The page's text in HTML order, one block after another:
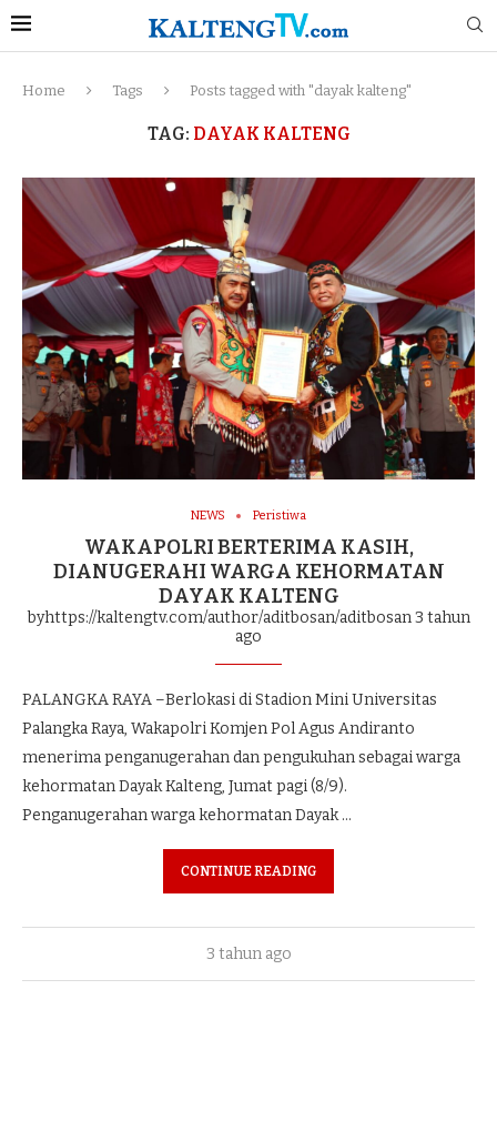
Home Tags Posts tagged with "dayak kalteng"
TAG: DAYAK KALTENG
NEWS Peristiwa
WAKAPOLRI BERTERIMA KASIH,
DIANUGERAHI WARGA KEHORMATAN
DAYAK KALTENG
byhttps://kaltengtv.com/author/aditbosan/aditbosan3 tahun
ago
PALANGKA RAYA –Berlokasi di Stadion Mini Universitas
Palangka Raya, Wakapolri Komjen Pol Agus Andiranto
menerima penganugerahan dan pengukuhan sebagai warga
kehormatan Dayak Kalteng, Jumat pagi (8/9).
Penganugerahan warga kehormatan Dayak …
CONTINUE READING
3 tahun ago